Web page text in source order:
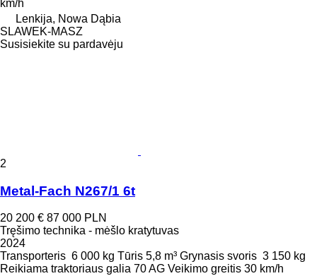
km/h
Lenkija, Nowa Dąbia
SLAWEK-MASZ
Susisiekite su pardavėju
2
Metal-Fach N267/1 6t
20 200 € 87 000 PLN
Tręšimo technika - mėšlo kratytuvas
2024
Transporteris 6 000 kg Tūris 5,8 m³ Grynasis svoris 3 150 kg
Reikiama traktoriaus galia 70 AG Veikimo greitis 30 km/h